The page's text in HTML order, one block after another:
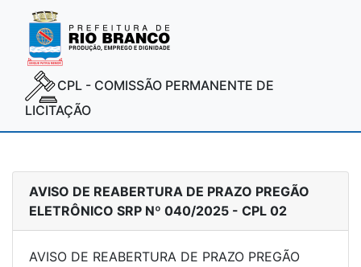
CPL - COMISSÃO PERMANENTE DE
LICITAÇÃO
AVISO DE REABERTURA DE PRAZO PREGÃO
ELETRÔNICO SRP Nº 040/2025 - CPL 02
AVISO DE REABERTURA DE PRAZO PREGÃO